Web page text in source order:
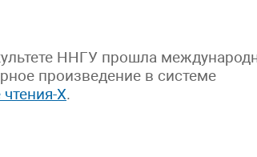
ННГУ прошла
произведение в системе
X.